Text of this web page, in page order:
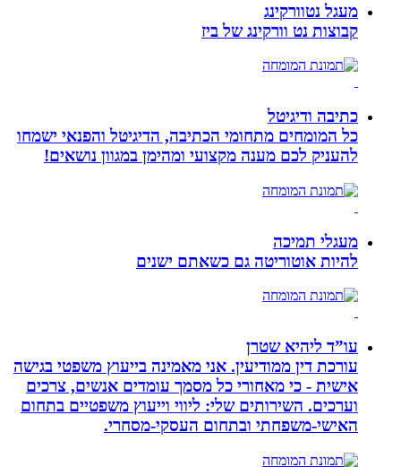
מעגל נטוורקינג
קבוצות נט וורקינג של ביז
כתיבה ודיגיטל
כל המומחים מתחומי הכתיבה, הדיגיטל והפנאי ישמחו
להעניק לכם מענה מקצועי ומהימן במגוון נושאים!
מעגלי תמיכה
להיות אוטוריטה גם כשאתם ישנים
עו”ד ליהיא שטרן
עורכת דין ממודיעין. אני מאמינה בייעוץ משפטי בגישה
אישית - כי מאחורי כל מסמך עומדים אנשים, צרכים
וערכים. השירותים שלי: ליווי וייעוץ משפטיים בתחום
האישי-משפחתי ובתחום העסקי-מסחרי.